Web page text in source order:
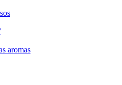
aromas